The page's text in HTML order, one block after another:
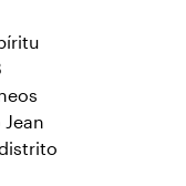
Jean